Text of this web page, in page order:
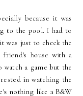
because it was
to the pool. I had to
was just to check the
house with a
a game but the
in watching the
nothing like a B&W